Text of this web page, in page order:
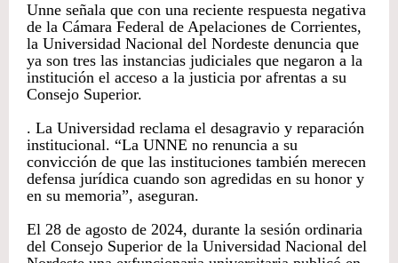
Unne señala que con una reciente respuesta negativa
de la Cámara Federal de Apelaciones de Corrientes,
la Universidad Nacional del Nordeste denuncia que
ya son tres las instancias judiciales que negaron a la
institución el acceso a la justicia por afrentas a su
Consejo Superior.
. La Universidad reclama el desagravio y reparación
institucional. “La UNNE no renuncia a su
convicción de que las instituciones también merecen
defensa jurídica cuando son agredidas en su honor y
en su memoria”, aseguran.
El 28 de agosto de 2024, durante la sesión ordinaria
del Consejo Superior de la Universidad Nacional del